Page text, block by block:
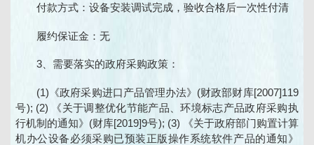
付款方式：设备安装调试完成，验收合格后一次性付清
履约保证金：无
3、需要落实的政府采购政策：
(1)《政府采购进口产品管理办法》(财政部财库[2007]119
号); (2) 《关于调整优化节能产品、环境标志产品政府采购执
行机制的通知》(财库[2019]9号); (3) 《关于政府部门购置计算
机办公设备必须采购已预装正版操作系统软件产品的通知》